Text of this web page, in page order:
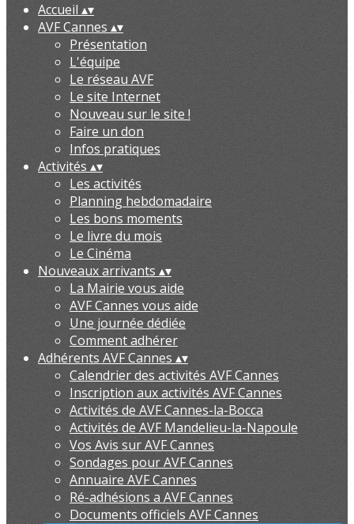
Accueil ▴▾
AVF Cannes ▴▾
Présentation
L'équipe
Le réseau AVF
Le site Internet
Nouveau sur le site !
Faire un don
Infos pratiques
Activités ▴▾
Les activités
Planning hebdomadaire
Les bons moments
Le livre du mois
Le Cinéma
Nouveaux arrivants ▴▾
La Mairie vous aide
AVF Cannes vous aide
Une journée dédiée
Comment adhérer
Adhérents AVF Cannes ▴▾
Calendrier des activités AVF Cannes
Inscription aux activités AVF Cannes
Activités de AVF Cannes-la-Bocca
Activités de AVF Mandelieu-la-Napoule
Vos Avis sur AVF Cannes
Sondages pour AVF Cannes
Annuaire AVF Cannes
Ré-adhésions a AVF Cannes
Documents officiels AVF Cannes